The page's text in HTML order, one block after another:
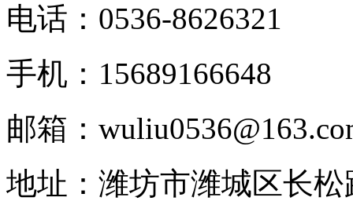
电话：0536-8626321
手机：15689166648
邮箱：
地址：潍坊市潍城区长